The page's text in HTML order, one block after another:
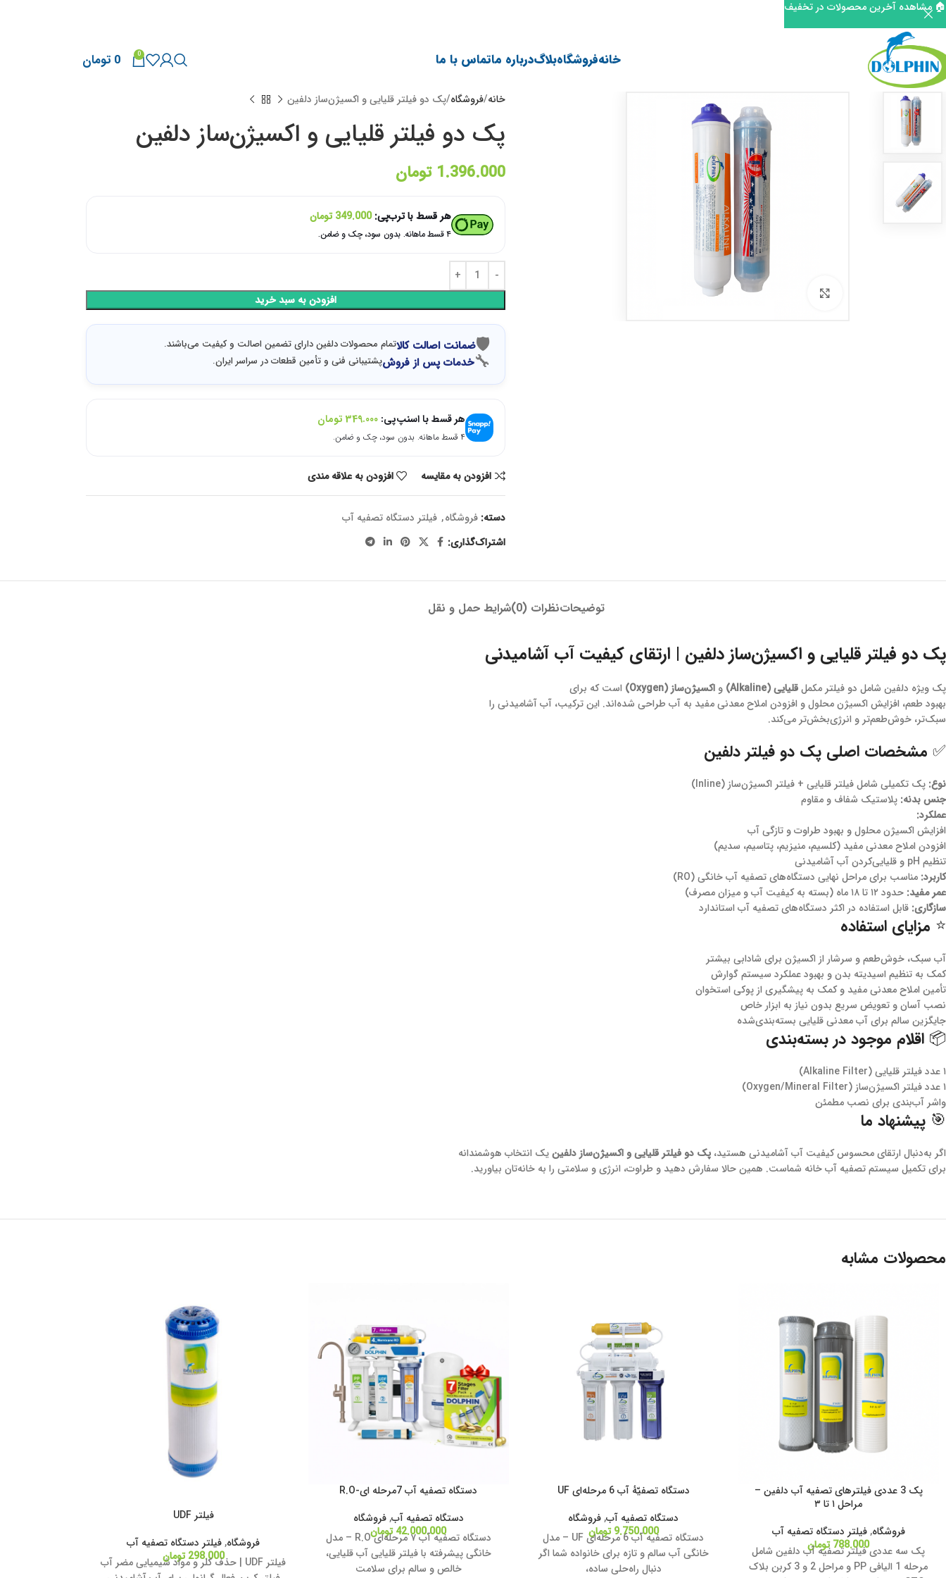
خانهفروشگاهبلاگدرباره ماتماس با ما 0
0 تومان
برای بزرگنمایی کلیک کنید
خانه فروشگاه پک دو فیلتر قلیایی و اکسیژن‌ساز دلفین
پک دو فیلتر قلیایی و اکسیژن‌ساز دلفین
1.396.000 تومان
هر قسط با ترب‌پی:349.000 تومان
۴ قسط ماهانه. بدون سود، چک و ضامن.
افزودن به سبد خرید
🛡ضمانت اصالت کالاتمام محصولات دلفین دارای تضمین اصالت و کیفیت می‌باشند.
🔧خدمات پس از فروشپشتیبانی فنی و تأمین قطعات در سراسر ایران.
هر قسط با اسنپ‌پی: 349.000 تومان
۴ قسط ماهانه. بدون سود، چک و ضامن.
افزودن به مقایسه افزودن به علاقه مندی
دسته: فروشگاه, فیلتر دستگاه تصفیه آب
اشتراک‌گذاری:
توضیحاتنظرات (0) شرایط حمل و نقل
پک دو فیلتر قلیایی و اکسیژن‌ساز دلفین | ارتقای کیفیت آب آشامیدنی
پک ویژه دلفین شامل دو فیلتر مکملقلیایی (Alkaline) و اکسیژن‌ساز (Oxygen)
است که برای
بهبود طعم، افزایش اکسیژن محلول و افزودن املاح معدنی مفید به آب طراحی شده‌اند. این ترکیب، آب آشامیدنی را
سبک‌تر، خوش‌طعم‌تر و انرژی‌بخش‌تر می‌کند.
✅ مشخصات اصلی پک دو فیلتر دلفین
نوع: پک تکمیلی شامل فیلتر قلیایی + فیلتر اکسیژن‌ساز (Inline)
جنس بدنه: پلاستیک شفاف و مقاوم
عملکرد:
افزایش اکسیژن محلول و بهبود طراوت و تازگی آب
افزودن املاح معدنی مفید (کلسیم، منیزیم، پتاسیم، سدیم)
تنظیم pH و قلیایی‌کردن آب آشامیدنی
کاربرد: مناسب برای مراحل نهایی دستگاه‌های تصفیه آب خانگی (RO)
عمر مفید: حدود ۱۲ تا ۱۸ ماه (بسته به کیفیت آب و میزان مصرف)
سازگاری: قابل استفاده در اکثر دستگاه‌های تصفیه آب استاندارد
⭐ مزایای استفاده
آب سبک، خوش‌طعم و سرشار از اکسیژن برای شادابی بیشتر
کمک به تنظیم اسیدیته بدن و بهبود عملکرد سیستم گوارش
تأمین املاح معدنی مفید و کمک به پیشگیری از پوکی استخوان
نصب آسان و تعویض سریع بدون نیاز به ابزار خاص
جایگزین سالم برای آب معدنی قلیایی بسته‌بندی‌شده
📦 اقلام موجود در بسته‌بندی
۱ عدد فیلتر قلیایی (Alkaline Filter)
۱ عدد فیلتر اکسیژن‌ساز (Oxygen/Mineral Filter)
واشر آب‌بندی برای نصب مطمئن
🎯 پیشنهاد ما
اگر به‌دنبال ارتقای محسوس کیفیت آب آشامیدنی هستید، پک دو فیلتر قلیایی و اکسیژن‌ساز دلفینیک انتخاب هوشمندانه
برای تکمیل سیستم تصفیه آب خانه شماست. همین حالا سفارش دهید و طراوت، انرژی و سلامتی را به خانه‌تان بیاورید.
محصولات مشابه
پک 3 عددی فیلترهای تصفیه آب دلفین –
مراحل ۱ تا ۳
فروشگاه,فیلتر دستگاه تصفیه آب
788.000 تومان
پک سه عددی فیلتر تصفیه آب دلفین شامل
مرحله 1 الیافی PP و مراحل 2 و 3 کربن بلاک
دستگاه تصفیّهٔ آب 6 مرحله‌ای UF
دستگاه تصفیه آب,فروشگاه
9.750.000 تومان
دستگاه تصفیه آب 6 مرحله‌ای UF – مدل
خانگی آب سالم و تازه برای خانواده شما اگر
دنبال راه‌حلی ساده،
دستگاه تصفیه آب 7مرحله ای-R.O
دستگاه تصفیه آب,فروشگاه
42.000.000 تومان
دستگاه تصفیه آب ۷ مرحله‌ای R.O – مدل
خانگی پیشرفته با فیلتر قلیایی آب قلیایی،
خالص و سالم برای سلامت
فیلتر UDF
فروشگاه,فیلتر دستگاه تصفیه آب
298.000 تومان
فیلتر UDF | حذف کلر و مواد شیمیایی مضر آب
🏠 مشاهده آخرین محصولات در تخفیف